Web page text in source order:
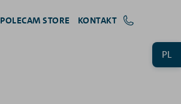
PL
POLECAM STORE KONTAKT